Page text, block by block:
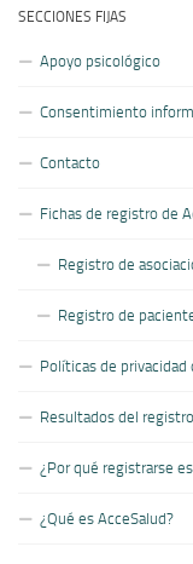
SECCIONES FIJAS
Apoyo psicológico
Consentimiento
Contacto
Fichas de registro de
Registro de
Registro de
Políticas de
Resultados del
¿Por qué registrarse
¿Qué es AcceSalud?